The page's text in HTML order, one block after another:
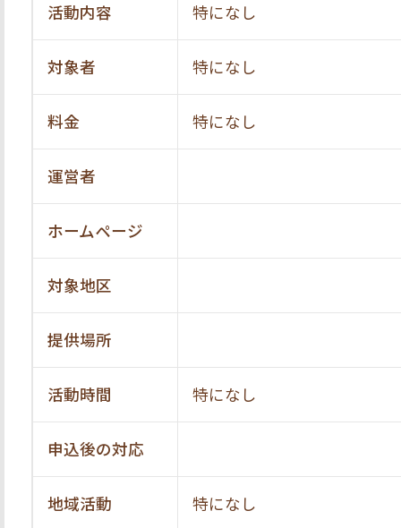
活動内容 特になし
対象者 特になし
料金 特になし
運営者
ホームページ
対象地区
提供場所
活動時間 特になし
申込後の対応
地域活動 特になし